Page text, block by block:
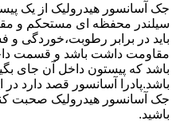
جک آسانسور هیدرولیک از یک
سیلندر محفظه ای مستحکم و
باید در برابر رطوبت،خوردگی و
مقاومت داشت باشد و قسمت
باشد که پیستون داخل آن جای
باشد.پادرا آسانسور قصد دارد
جک آسانسور هیدرولیک صحبت
باشید.